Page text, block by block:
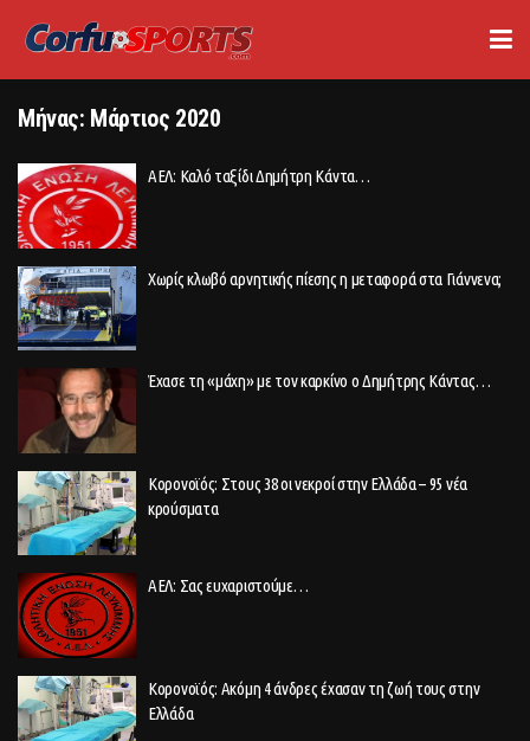
Μήνας: Μάρτιος 2020
ΑΕΛ: Καλό ταξίδι Δημήτρη Κάντα…
Χωρίς κλωβό αρνητικής πίεσης η μεταφορά στα Γιάννενα;
Έχασε τη «μάχη» με τον καρκίνο ο Δημήτρης Κάντας…
Κορονοϊός: Στους 38 οι νεκροί στην Ελλάδα – 95 νέα
κρούσματα
ΑΕΛ: Σας ευχαριστούμε…
Κορονοϊός: Ακόμη 4 άνδρες έχασαν τη ζωή τους στην
Ελλάδα